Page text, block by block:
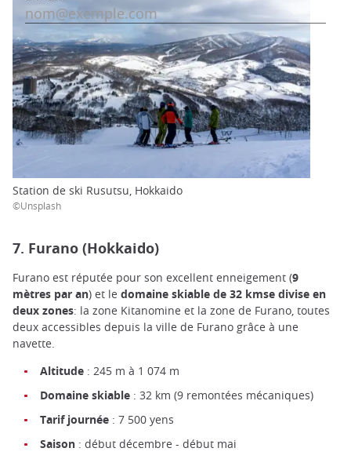
Station de ski Rusutsu, Hokkaido
©Unsplash
7. Furano (Hokkaido)
Furano est réputée pour son excellent enneigement (9
mètres par an) et le domaine skiable de 32 kmse divise en
deux zones: la zone Kitanomine et la zone de Furano, toutes
deux accessibles depuis la ville de Furano grâce à une
navette.
Altitude : 245 m à 1 074 m
Domaine skiable : 32 km (9 remontées mécaniques)
Tarif journée : 7 500 yens
Saison : début décembre - début mai